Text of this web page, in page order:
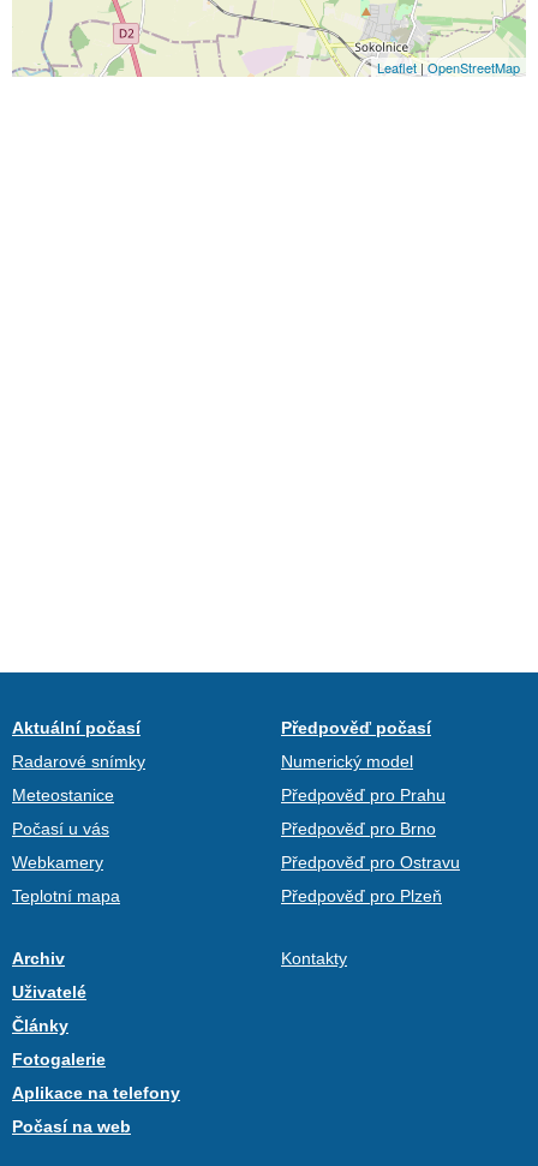
Leaflet|OpenStreetMap
Aktuální počasí
Radarové snímky
Meteostanice
Počasí u vás
Webkamery
Teplotní mapa
Předpověď počasí
Numerický model
Předpověď pro Prahu
Předpověď pro Brno
Předpověď pro Ostravu
Předpověď pro Plzeň
Archiv
Uživatelé
Články
Fotogalerie
Aplikace na telefony
Počasí na web
Kontakty